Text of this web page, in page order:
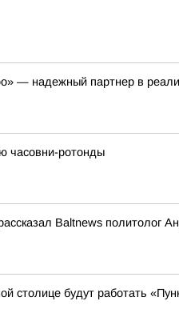
— надежный партнер в
часовни-ротонды
Baltnews политолог
столице будут работать